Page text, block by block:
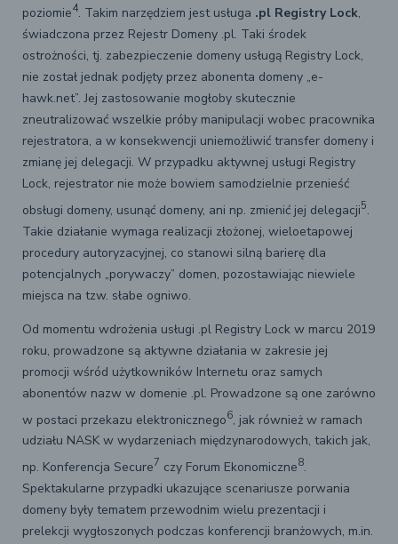
poziomie4. Takim narzędziem jest usługa .pl Registry Lock,
świadczona przez Rejestr Domeny .pl. Taki środek
ostrożności, tj. zabezpieczenie domeny usługą Registry Lock,
nie został jednak podjęty przez abonenta domeny „e-
hawk.net”. Jej zastosowanie mogłoby skutecznie
zneutralizować wszelkie próby manipulacji wobec pracownika
rejestratora, a w konsekwencji uniemożliwić transfer domeny i
zmianę jej delegacji. W przypadku aktywnej usługi Registry
Lock, rejestrator nie może bowiem samodzielnie przenieść
obsługi domeny, usunąć domeny, ani np. zmienić jej delegacji5.
Takie działanie wymaga realizacji złożonej, wieloetapowej
procedury autoryzacyjnej, co stanowi silną barierę dla
potencjalnych „porywaczy” domen, pozostawiając niewiele
miejsca na tzw. słabe ogniwo.
Od momentu wdrożenia usługi .pl Registry Lock w marcu 2019
roku, prowadzone są aktywne działania w zakresie jej
promocji wśród użytkowników Internetu oraz samych
abonentów nazw w domenie .pl. Prowadzone są one zarówno
w postaci przekazu elektronicznego6, jak również w ramach
udziału NASK w wydarzeniach międzynarodowych, takich jak,
np. Konferencja Secure7 czy Forum Ekonomiczne8.
Spektakularne przypadki ukazujące scenariusze porwania
domeny były tematem przewodnim wielu prezentacji i
prelekcji wygłoszonych podczas konferencji branżowych, m.in.